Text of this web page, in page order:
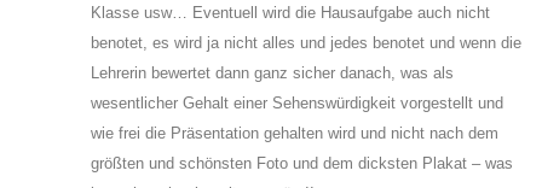
Klasse usw… Eventuell wird die Hausaufgabe auch nicht
benotet, es wird ja nicht alles und jedes benotet und wenn die
Lehrerin bewertet dann ganz sicher danach, was als
wesentlicher Gehalt einer Sehenswürdigkeit vorgestellt und
wie frei die Präsentation gehalten wird und nicht nach dem
größten und schönsten Foto und dem dicksten Plakat – was